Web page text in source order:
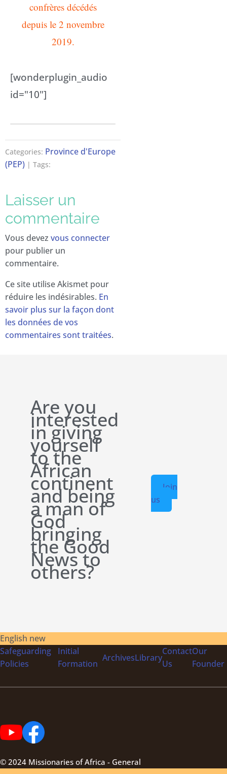
confrères décédés
depuis le 2 novembre
2019.
[wonderplugin_audio
id="10"]
Categories: Province d'Europe
(PEP) | Tags:
Laisser un
commentaire
Vous devez vous connecter
pour publier un
commentaire.
Ce site utilise Akismet pour
réduire les indésirables. En
savoir plus sur la façon dont
les données de vos
commentaires sont traitées.
Are you
interested
in giving
yourself
to the
African
continent
and being
a man of
God
bringing
the Good
News to
others?
Join
us
English new
Safeguarding
Policies
Initial
Formation
ArchivesLibrary
Contact
Us
Our
Founder
© 2024 Missionaries of Africa - General